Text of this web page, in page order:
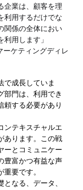
企業は、顧客を理
利用するだけでな
関係の全体におい
用します」
ーケティングディレ
で成長していま
部門は、利用でき
頼する必要があり
ンテキスチャルエ
あります。この戦
ーとコミュニケー
豊富かつ有益な声
要です。
なる、データ、